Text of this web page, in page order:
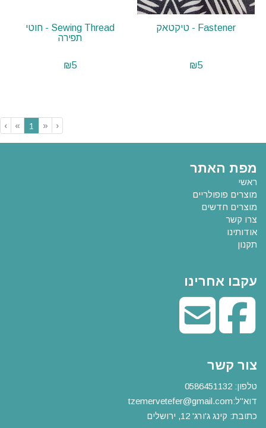
Fastener - טיקטאק
₪5
Sewing Thread - חוטי
תפירה
₪5
‹
«
1
»
›
מפת האתר
ראשי
מוצרים פופולריים
מוצרים חדשים
צרו קשר
אודותינו
תקנון
עקבו אחרינו
צור קשר
טלפון: 0586451132
דוא"ל:
tzemervetefer@gmail.com
כתובת: קינג ג'ורג' 12, ירושלים